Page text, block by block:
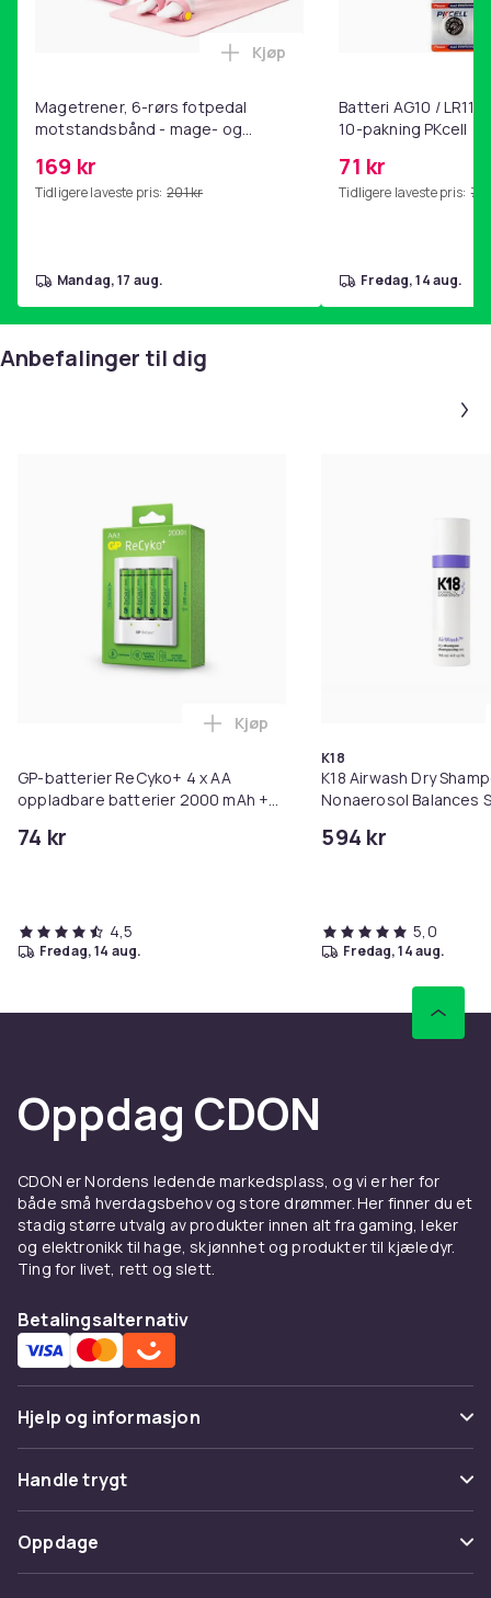
Magetrener, 6-rørs fotpedal
motstandsbånd - mage- og
hjemmegymnastikk Pink
169 kr
Tidligere laveste pris: 201 kr
Legg Magetrener, 6-rørs
Kjøp
mandag, 17 aug.
Batteri AG10 /
10-pakning PKcell
71 kr
Tidligere laveste pris: 76
fredag, 14 aug.
Anbefalinger til dig
GP-batterier ReCyko+ 4 x AA
oppladbare batterier 2000 mAh +
74 kr
Legg GP-batterier ReCyko+ 4 x
Kjøp
4,5
fredag, 14 aug.
K18
K18 Airwash Dry
Nonaerosol Balances
594 kr
5,0
fredag, 14 aug.
Oppdag CDON
CDON er Nordens ledende markedsplass, og vi er her for
både små hverdagsbehov og store drømmer. Her finner du et
stadig større utvalg av produkter innen alt fra gaming, leker
og elektronikk til hage, skjønnhet og produkter til kjæledyr.
Ting for livet, rett og slett.
Betalingsalternativ
Hjelp og informasjon
Vanlige spørsmål
Spor pakke
Angre & returner her
Handle trygt
Betaling
Levering
Oppdage